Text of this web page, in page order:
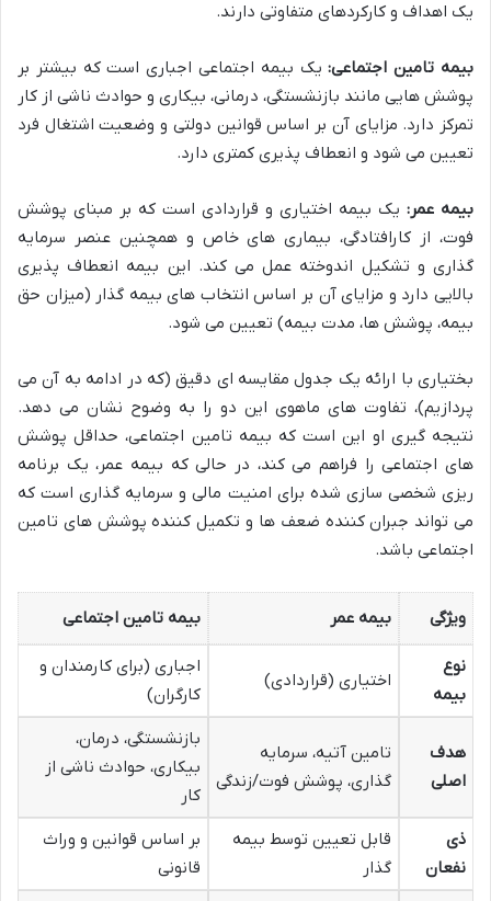
یک اهداف و کارکردهای متفاوتی دارند.
بیمه تامین اجتماعی:یک بیمه اجتماعی اجباری است که بیشتر بر
پوشش هایی مانند بازنشستگی، درمانی، بیکاری و حوادث ناشی از کار
تمرکز دارد. مزایای آن بر اساس قوانین دولتی و وضعیت اشتغال فرد
تعیین می شود و انعطاف پذیری کمتری دارد.
بیمه عمر: یک بیمه اختیاری و قراردادی است که بر مبنای پوشش
فوت، از کارافتادگی، بیماری های خاص و همچنین عنصر سرمایه
گذاری و تشکیل اندوخته عمل می کند. این بیمه انعطاف پذیری
بالایی دارد و مزایای آن بر اساس انتخاب های بیمه گذار (میزان حق
بیمه، پوشش ها، مدت بیمه) تعیین می شود.
بختیاری با ارائه یک جدول مقایسه ای دقیق (که در ادامه به آن می
پردازیم)، تفاوت های ماهوی این دو را به وضوح نشان می دهد.
نتیجه گیری او این است که بیمه تامین اجتماعی، حداقل پوشش
های اجتماعی را فراهم می کند، در حالی که بیمه عمر، یک برنامه
ریزی شخصی سازی شده برای امنیت مالی و سرمایه گذاری است که
می تواند جبران کننده ضعف ها و تکمیل کننده پوشش های تامین
اجتماعی باشد.
ویژگی بیمه عمر بیمه تامین اجتماعی
نوع
بیمه
اختیاری (قراردادی)
اجباری (برای کارمندان و
کارگران)
هدف
اصلی
تامین آتیه، سرمایه
گذاری، پوشش فوت/زندگی
بازنشستگی، درمان،
بیکاری، حوادث ناشی از
کار
ذی
نفعان
قابل تعیین توسط بیمه
گذار
بر اساس قوانین و وراث
قانونی